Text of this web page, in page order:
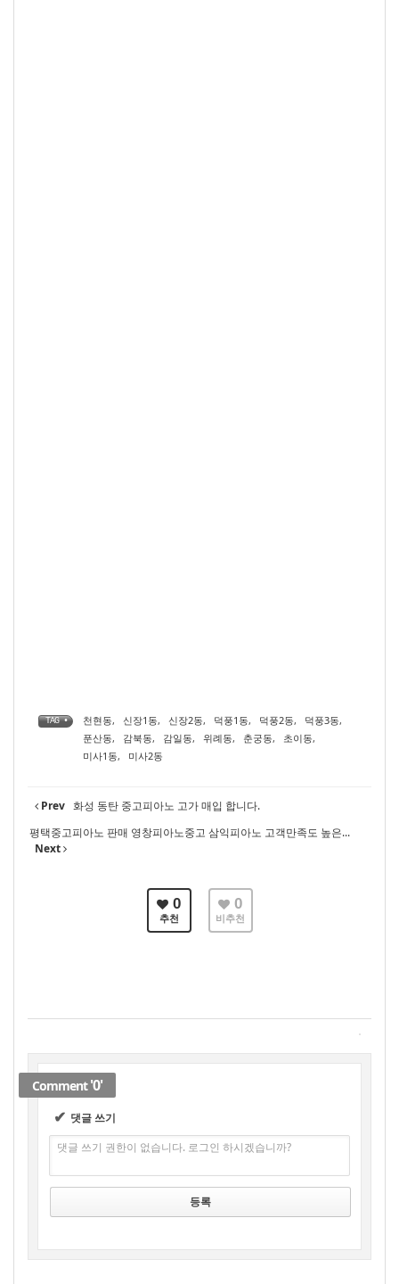
TAG • 천현동, 신장1동, 신장2동, 덕풍1동, 덕풍2동, 덕풍3동,
푼산동, 감북동, 감일동, 위례동, 춘궁동, 초이동,
미사1동, 미사2동
Prev 화성 동탄 중고피아노 고가 매입 합니다.
평택중고피아노 판매 영창피아노중고 삼익피아노 고객만족도 높은...
Next
0
추천
0
비추천
✔ 댓글 쓰기
댓글 쓰기 권한이 없습니다. 로그인 하시겠습니까?
Comment'0'